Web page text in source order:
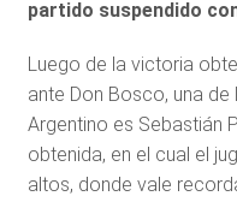
partido suspendido
Luego de la victoria
ante Don Bosco, una
Argentino es Sebastián
obtenida, en el cual el
altos, donde vale